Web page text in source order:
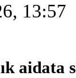
13:57
aidata